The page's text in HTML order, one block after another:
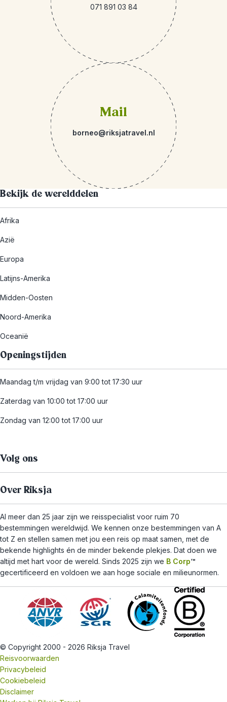
071 891 03 84
Mail
borneo@riksjatravel.nl
Bekijk de werelddelen
Afrika
Azië
Europa
Latijns-Amerika
Midden-Oosten
Noord-Amerika
Oceanië
Openingstijden
Maandag t/m vrijdag van 9:00 tot 17:30 uur
Zaterdag van 10:00 tot 17:00 uur
Zondag van 12:00 tot 17:00 uur
Volg ons
Over Riksja
Al meer dan 25 jaar zijn we reisspecialist voor ruim 70
bestemmingen wereldwijd. We kennen onze bestemmingen van A
tot Z en stellen samen met jou een reis op maat samen, met de
bekende highlights én de minder bekende plekjes. Dat doen we
altijd met hart voor de wereld. Sinds 2025 zijn we B Corp™
gecertificeerd en voldoen we aan hoge sociale en milieunormen.
© Copyright 2000 - 2026 Riksja Travel
Reisvoorwaarden
Privacybeleid
Cookiebeleid
Disclaimer